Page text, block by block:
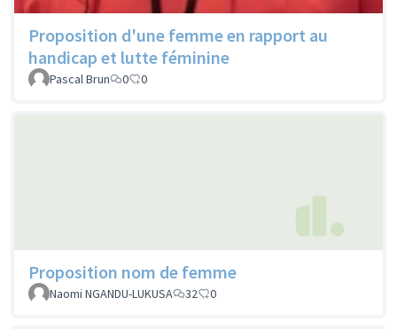
Proposition d'une femme en rapport au
handicap et lutte féminine
Pascal Brun 0 0
Proposition nom de femme
Naomi NGANDU-LUKUSA 32 0